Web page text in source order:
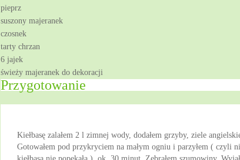
pieprz
suszony majeranek
czosnek
tarty chrzan
6 jajek
świeży majeranek do dekoracji
Przygotowanie
Kiełbasę zalałem 2 l zimnej wody, dodałem grzyby, ziele
Gotowałem pod przykryciem na małym ogniu i parzyłem ( czyli